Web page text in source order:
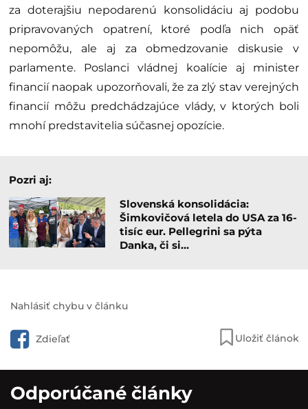
za doterajšiu nepodarenú konsolidáciu aj podobu
pripravovaných opatrení, ktoré podľa nich opäť
nepomôžu, ale aj za obmedzovanie diskusie v
parlamente. Poslanci vládnej koalície aj minister
financií naopak upozorňovali, že za zlý stav verejných
financií môžu predchádzajúce vlády, v ktorých boli
mnohí predstavitelia súčasnej opozície.
Pozri aj:
Slovenská konsolidácia:
Šimkovičová letela do USA za 16-
tisíc eur. Pellegrini sa pýta
Danka, či si…
Nahlásiť chybu v článku
Zdieľať Uložiť článok
Odporúčané články